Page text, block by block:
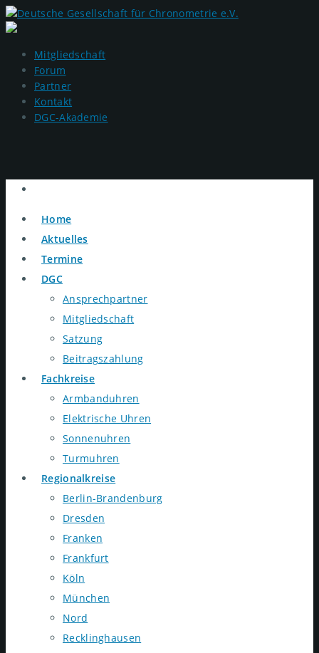
Mitgliedschaft
Forum
Partner
Kontakt
DGC-Akademie
Home
Aktuelles
Termine
DGC
Ansprechpartner
Mitgliedschaft
Satzung
Beitragszahlung
Fachkreise
Armbanduhren
Elektrische Uhren
Sonnenuhren
Turmuhren
Regionalkreise
Berlin-Brandenburg
Dresden
Franken
Frankfurt
Köln
München
Nord
Recklinghausen